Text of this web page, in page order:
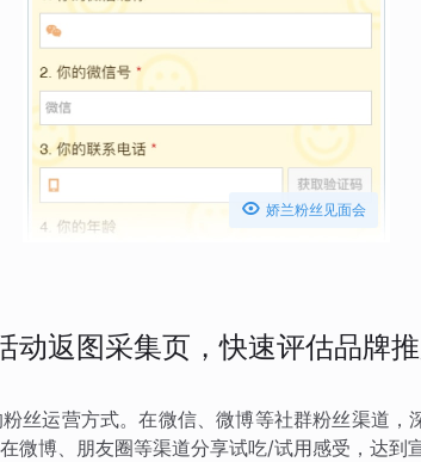
 娇兰粉丝见面会
动返图采集页，快速评估品牌
丝运营方式。在微信、微博等社群粉丝渠道，
微博、朋友圈等渠道分享试吃/试用感受，达到